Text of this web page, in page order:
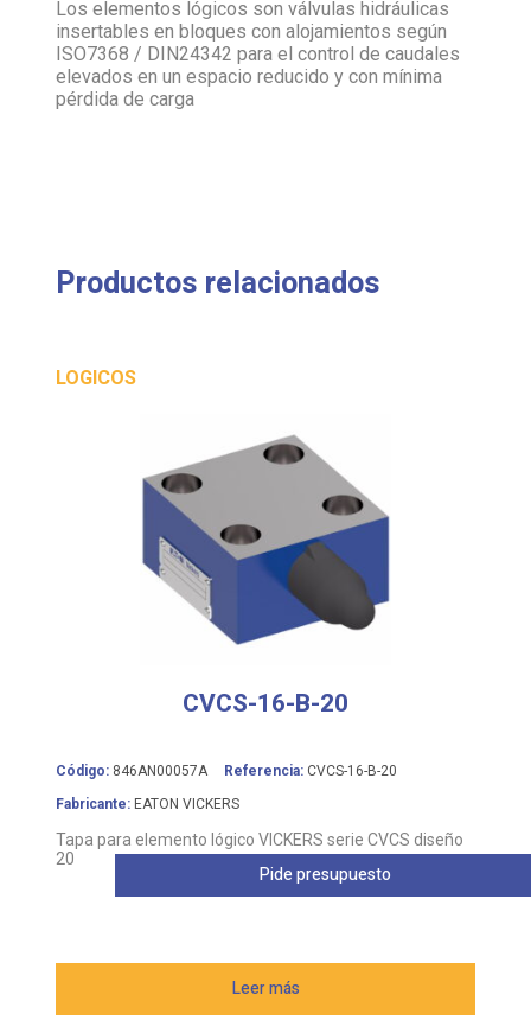
Los elementos lógicos son válvulas hidráulicas
insertables en bloques con alojamientos según
ISO7368 / DIN24342 para el control de caudales
elevados en un espacio reducido y con mínima
pérdida de carga
Productos relacionados
LOGICOS
CVCS-16-B-20
Código: 846AN00057A Referencia: CVCS-16-B-20
Fabricante: EATON VICKERS
Tapa para elemento lógico VICKERS serie CVCS diseño
20
Leer más
Pide presupuesto